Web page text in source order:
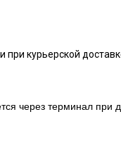
курьерской
через терминал при